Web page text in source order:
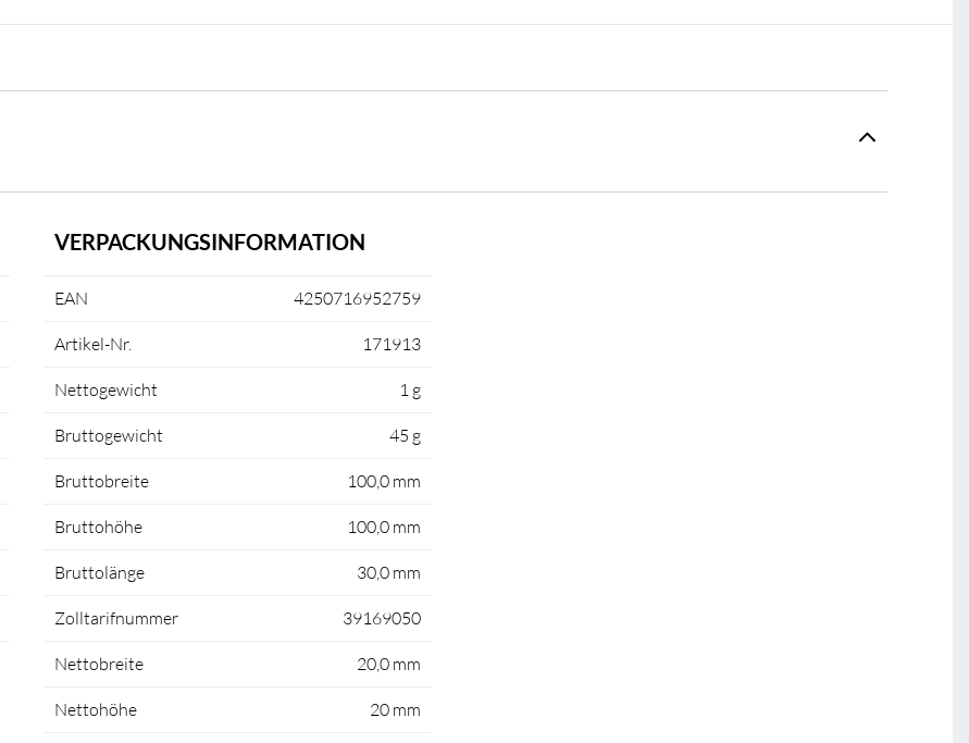
VERPACKUNGSINFORMATION
EAN 4250716952759
Artikel-Nr. 171913
Nettogewicht 1 g
Bruttogewicht 45 g
Bruttobreite 100,0 mm
Bruttohöhe 100,0 mm
Bruttolänge 30,0 mm
Zolltarifnummer 39169050
Nettobreite 20,0 mm
Nettohöhe 20 mm